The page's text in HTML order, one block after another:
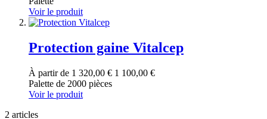
Voir le produit
Protection gaine Vitalcep
À partir de 1 320,00 € 1 100,00 €
Palette de 2000 pièces
Voir le produit
2 articles